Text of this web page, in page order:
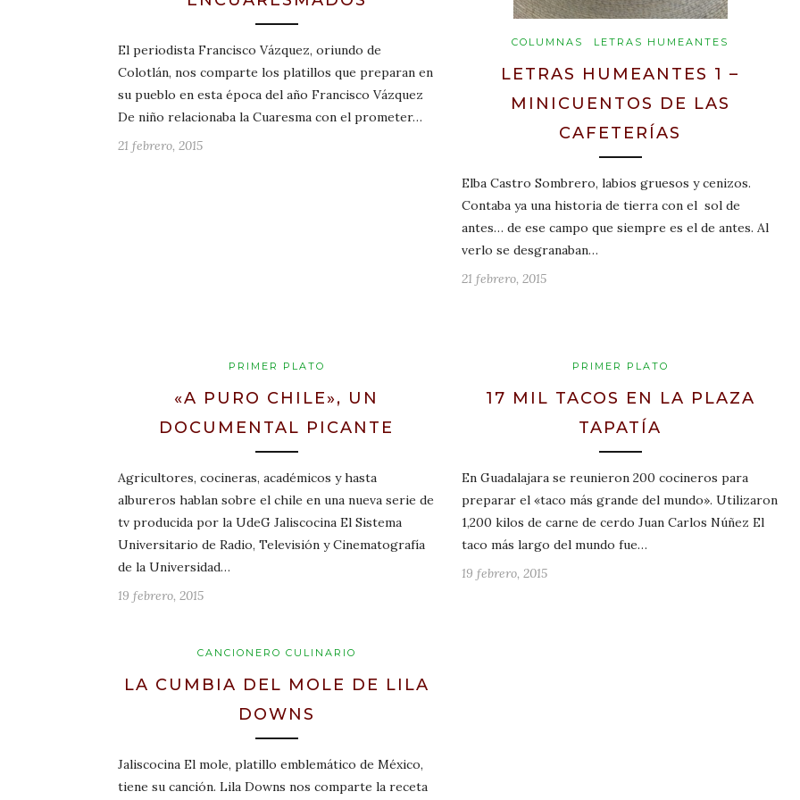
El periodista Francisco Vázquez, oriundo de
Colotlán, nos comparte los platillos que preparan en
su pueblo en esta época del año Francisco Vázquez
De niño relacionaba la Cuaresma con el prometer…
21 febrero, 2015
COLUMNAS LETRAS HUMEANTES
LETRAS HUMEANTES 1 –
MINICUENTOS DE LAS
CAFETERÍAS
Elba Castro Sombrero, labios gruesos y cenizos.
Contaba ya una historia de tierra con el sol de
antes… de ese campo que siempre es el de antes. Al
verlo se desgranaban…
21 febrero, 2015
PRIMER PLATO
«A PURO CHILE», UN
DOCUMENTAL PICANTE
Agricultores, cocineras, académicos y hasta
albureros hablan sobre el chile en una nueva serie de
tv producida por la UdeG Jaliscocina El Sistema
Universitario de Radio, Televisión y Cinematografía
de la Universidad…
19 febrero, 2015
PRIMER PLATO
17 MIL TACOS EN LA PLAZA
TAPATÍA
En Guadalajara se reunieron 200 cocineros para
preparar el «taco más grande del mundo». Utilizaron
1,200 kilos de carne de cerdo Juan Carlos Núñez El
taco más largo del mundo fue…
19 febrero, 2015
CANCIONERO CULINARIO
LA CUMBIA DEL MOLE DE LILA
DOWNS
Jaliscocina El mole, platillo emblemático de México,
tiene su canción. Lila Downs nos comparte la receta